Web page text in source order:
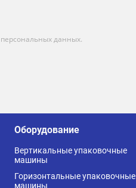
персональных данных.
Оборудование
Вертикальные упаковочные
машины
Горизонтальные упаковочные
машины